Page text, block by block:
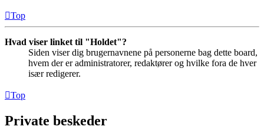
Top
Hvad viser linket til "Holdet"?
Siden viser dig brugernavnene på personerne bag dette board,
hvem der er administratorer, redaktører og hvilke fora de hver
især redigerer.
Top
Private beskeder